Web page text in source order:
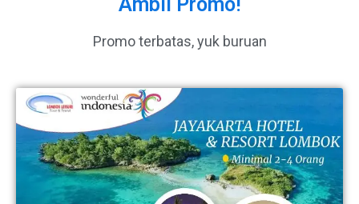
Ambil Promo!
Promo terbatas, yuk buruan